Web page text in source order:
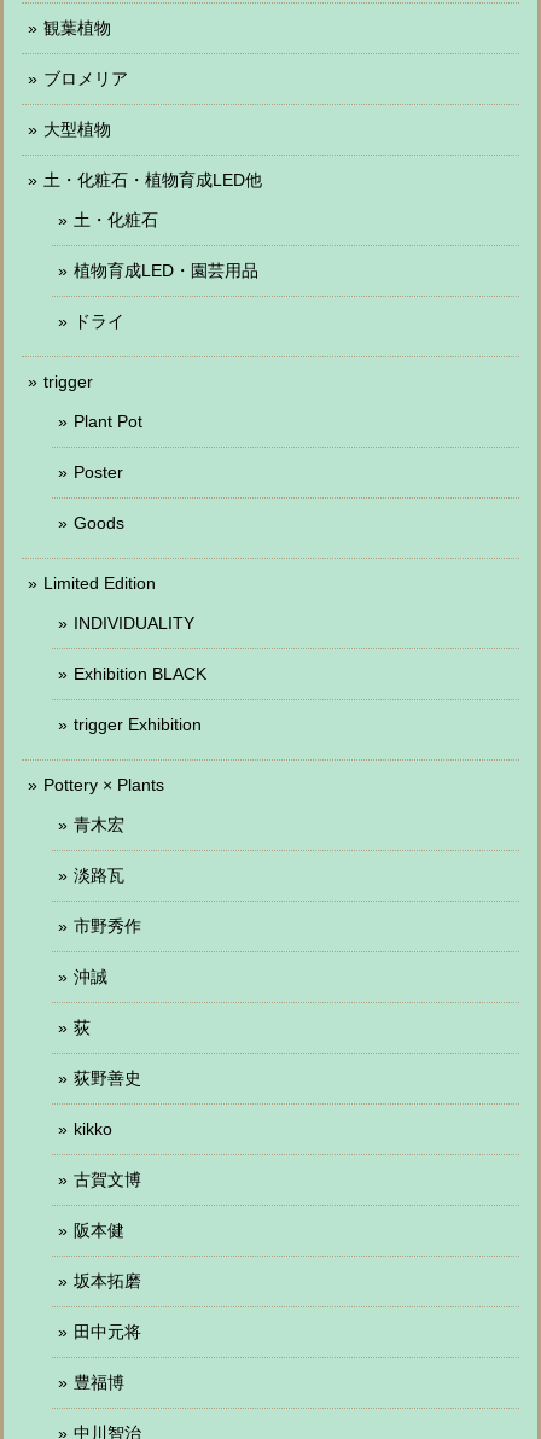
観葉植物
ブロメリア
大型植物
土・化粧石・植物育成LED他
土・化粧石
植物育成LED・園芸用品
ドライ
trigger
Plant Pot
Poster
Goods
Limited Edition
INDIVIDUALITY
Exhibition BLACK
trigger Exhibition
Pottery × Plants
青木宏
淡路瓦
市野秀作
沖誠
荻
荻野善史
kikko
古賀文博
阪本健
坂本拓磨
田中元将
豊福博
中川智治